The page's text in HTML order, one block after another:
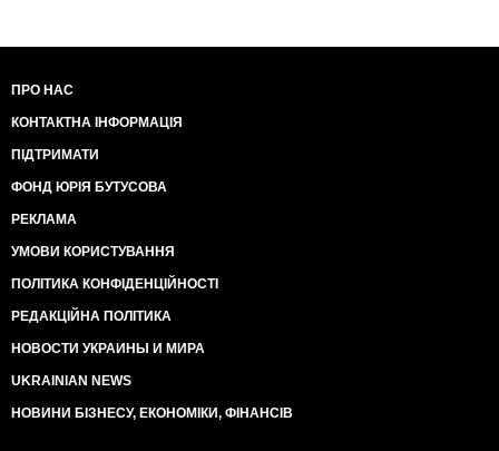
ПРО НАС
КОНТАКТНА ІНФОРМАЦІЯ
ПІДТРИМАТИ
ФОНД ЮРІЯ БУТУСОВА
РЕКЛАМА
УМОВИ КОРИСТУВАННЯ
ПОЛІТИКА КОНФІДЕНЦІЙНОСТІ
РЕДАКЦІЙНА ПОЛІТИКА
НОВОСТИ УКРАИНЫ И МИРА
UKRAINIAN NEWS
НОВИНИ БІЗНЕСУ, ЕКОНОМІКИ, ФІНАНСІВ